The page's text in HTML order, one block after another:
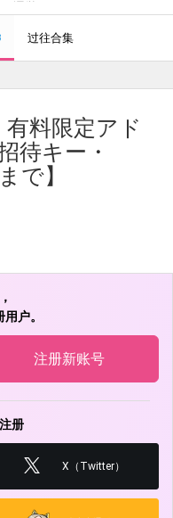
过往合集
料限定アド
待キー・
で】
户。
注册新账号
册
X（Twitter）